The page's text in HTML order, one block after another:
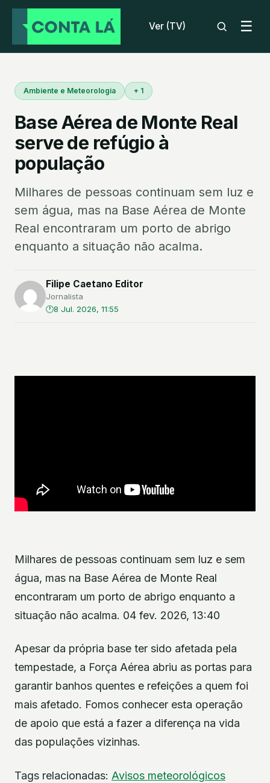
Ver (TV) ☰
Ambiente e Meteorologia + 1
Base Aérea de Monte Real
serve de refúgio à
população
Milhares de pessoas continuam sem luz e
sem água, mas na Base Aérea de Monte
Real encontraram um porto de abrigo
enquanto a situação não acalma.
Filipe Caetano Editor
Jornalista
8 Jul. 2026, 11:55
Milhares de pessoas continuam sem luz e sem
água, mas na Base Aérea de Monte Real
encontraram um porto de abrigo enquanto a
situação não acalma. 04 fev. 2026, 13:40
Apesar da própria base ter sido afetada pela
tempestade, a Força Aérea abriu as portas para
garantir banhos quentes e refeições a quem foi
mais afetado. Fomos conhecer esta operação
de apoio que está a fazer a diferença na vida
das populações vizinhas.
Tags relacionadas: Avisos meteorológicos